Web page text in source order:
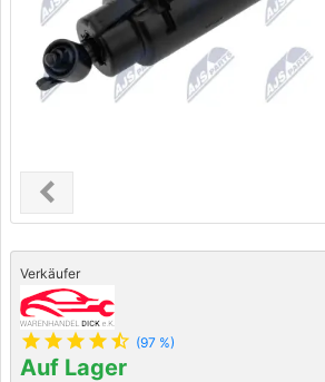
chevron_leftPrevious
Verkäufer
star star star star star_half (97 %)
Auf Lager